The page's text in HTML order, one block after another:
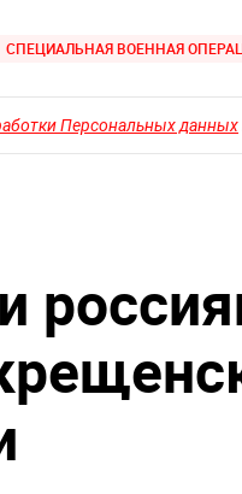
СПЕЦИАЛЬНАЯ ВОЕННАЯ
Персональных данных